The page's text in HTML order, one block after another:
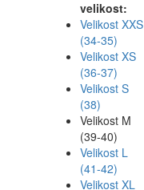
velikost:
Velikost XXS
(34-35)
Velikost XS
(36-37)
Velikost S
(38)
Velikost M
(39-40)
Velikost L
(41-42)
Velikost XL